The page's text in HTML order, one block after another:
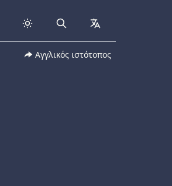
Search collapsed
Αγγλικός ιστότοπος